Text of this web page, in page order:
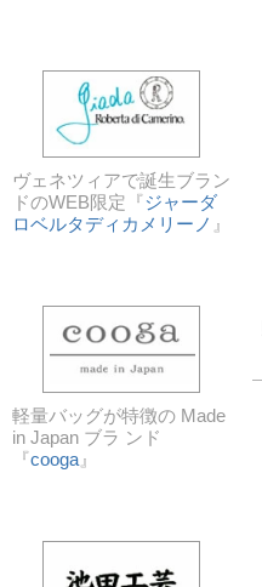
ヴェネツィアで誕生ブラン
ドのWEB限定『ジャーダ
ロベルタディカメリーノ 』
軽量バッグが特徴の Made
in Japan ブラ ンド
『cooga 』